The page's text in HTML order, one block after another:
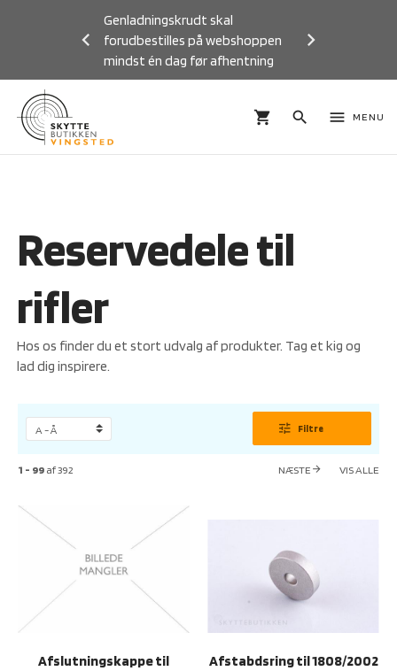
Genladningskrudt skal
forudbestilles på webshoppen
mindst én dag før afhentning
Previous
shopping_cart search menu MENU
Reservedele til
rifler
Hos os finder du et stort udvalg af produkter. Tag et kig og
lad dig inspirere.
tune Filtre
1 - 99af392 NÆSTE arrow_forward VIS ALLE
Afslutningskappe til
Afstabdsring til 1808/2002